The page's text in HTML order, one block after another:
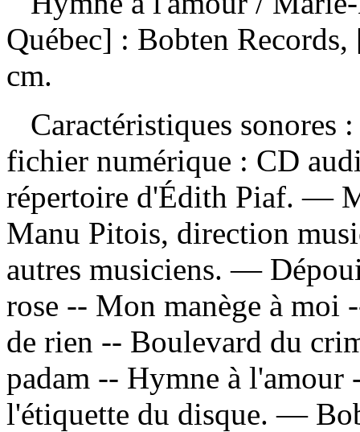
Québec] : Bobten
cm.
Caractéristiques sonores
fichier numérique : CD
répertoire d'Édith Piaf. —
Manu Pitois, direction
autres musiciens. —
rose -- Mon manège à moi
de rien -- Boulevard du
padam -- Hymne à
l'étiquette du disque. —